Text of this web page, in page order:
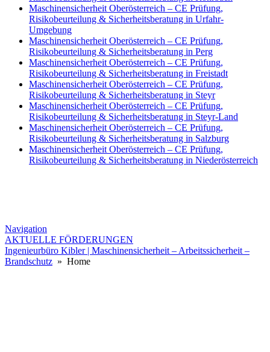
Maschinensicherheit Oberösterreich – CE Prüfung,
Risikobeurteilung & Sicherheitsberatung in Urfahr-
Umgebung
Maschinensicherheit Oberösterreich – CE Prüfung,
Risikobeurteilung & Sicherheitsberatung in Perg
Maschinensicherheit Oberösterreich – CE Prüfung,
Risikobeurteilung & Sicherheitsberatung in Freistadt
Maschinensicherheit Oberösterreich – CE Prüfung,
Risikobeurteilung & Sicherheitsberatung in Steyr
Maschinensicherheit Oberösterreich – CE Prüfung,
Risikobeurteilung & Sicherheitsberatung in Steyr-Land
Maschinensicherheit Oberösterreich – CE Prüfung,
Risikobeurteilung & Sicherheitsberatung in Salzburg
Maschinensicherheit Oberösterreich – CE Prüfung,
Risikobeurteilung & Sicherheitsberatung in Niederösterreich
Navigation
AKTUELLE FÖRDERUNGEN
Ingenieurbüro Kibler | Maschinensicherheit – Arbeitssicherheit –
Brandschutz » Home